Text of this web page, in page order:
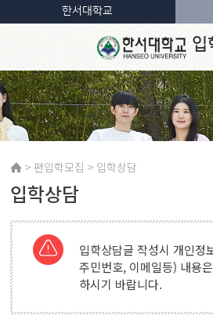
입
한서대학교
>편입학모집 > 입학상담
입학상담
입학상담글 작성시 개인정
주민번호, 이메일등) 내용
하시기 바랍니다.